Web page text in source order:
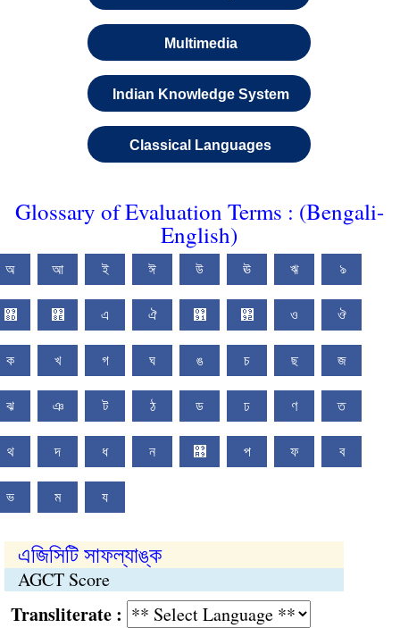
Multimedia
Indian Knowledge System
Classical Languages
Glossary of Evaluation Terms : (Bengali-
English)
অ আ ই ঈ উ ঊ ঋ ঌ
঍ ঎ এ ঐ ঑ ঒ ও ঔ
ক খ গ ঘ ঙ চ ছ জ
ঝ ঞ ট ঠ ড ঢ ণ ত
থ দ ধ ন ঩ প ফ ব
ভ ম য
এজিসিটি সাফল্যাঙ্ক
AGCT Score
: